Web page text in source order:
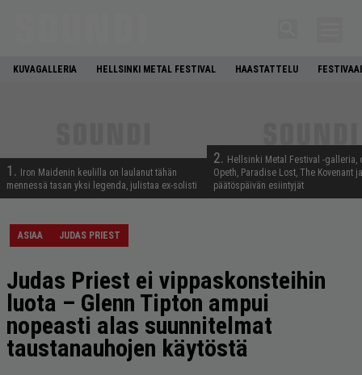
KUVAGALLERIA HELLSINKI METAL FESTIVAL HAASTATTELU
1.
Iron Maidenin keulilla on laulanut tähän
mennessä tasan yksi legenda, julistaa ex-solisti
2. Hellsinki Metal Festival -galleria,
Opeth, Paradise Lost, The Kovenant
päätöspäivän esiintyjät
ASIAA JUDAS PRIEST
Judas Priest ei vippaskonsteihin
luota – Glenn Tipton ampui
nopeasti alas suunnitelmat
taustanauhojen käytöstä